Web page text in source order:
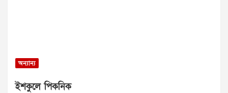
অন্যান্য
ইশকুলে পিকনিক